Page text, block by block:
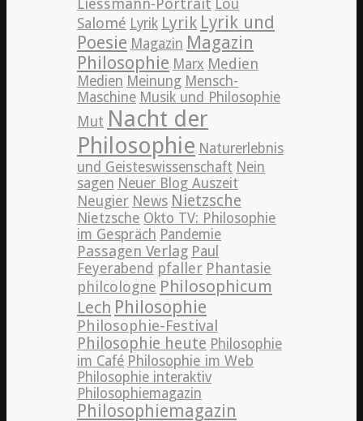
Liessmann-Portrait Lou
Salomé Lyrik Lyrik Lyrik und
Poesie Magazin Magazin
Philosophie Marx Medien
Medien Meinung Mensch-
Maschine Musik und Philosophie
Mut Nacht der
Philosophie Naturerlebnis
und Geisteswissenschaft Nein
sagen Neuer Blog Auszeit
Neugier News Nietzsche
Nietzsche Okto TV: Philosophie
im Gespräch Pandemie
Passagen Verlag Paul
Feyerabend pfaller Phantasie
philcologne Philosophicum
Lech Philosophie
Philosophie-Festival
Philosophie heute Philosophie
im Café Philosophie im Web
Philosophie interaktiv
Philosophiemagazin
Philosophiemagazin